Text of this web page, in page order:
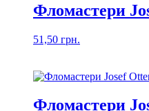
Фломастери
51,50 грн.
Фломастери